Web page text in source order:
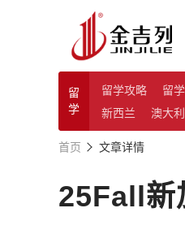
留
学
留学攻略 留
新西兰
澳大
首页 文章详情
25Fall新